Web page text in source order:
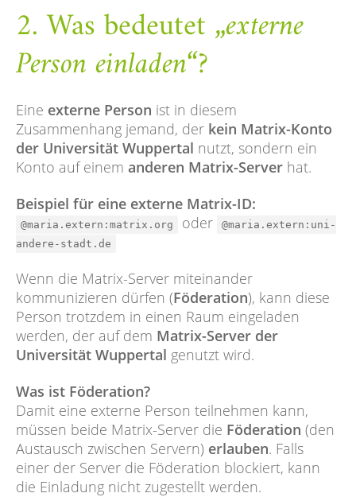
2. Was bedeutet„externe
Person einladen“?
Eine externe Person ist in diesem
Zusammenhang jemand, der kein Matrix-Konto
der Universität Wuppertal nutzt, sondern ein
Konto auf einem anderen Matrix-Server hat.
Beispiel für eine externe Matrix-ID:
@maria.extern:matrix.org oder
@maria.extern:uni-
andere-stadt.de
Wenn die Matrix-Server miteinander
kommunizieren dürfen (Föderation), kann diese
Person trotzdem in einen Raum eingeladen
werden, der auf dem Matrix-Server der
Universität Wuppertal genutzt wird.
Was ist Föderation?
Damit eine externe Person teilnehmen kann,
müssen beide Matrix-Server die Föderation (den
Austausch zwischen Servern) erlauben. Falls
einer der Server die Föderation blockiert, kann
die Einladung nicht zugestellt werden.